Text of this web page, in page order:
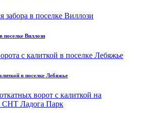
поселке Виллози
в поселке Лебяжье